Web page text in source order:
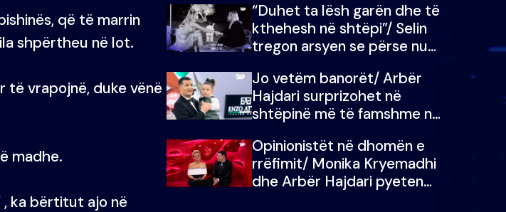
që të marrin
shpërtheu në lot.
të vrapojnë, duke vënë
madhe.
, ka bërtitut ajo në
“Duhet ta lësh garën dhe të
kthehesh në shtëpi”/ Selin
tregon arsyen se përse nuk
Doja ta çoja luftën time deri
në fund
Jo vetëm banorët/ Arbër
Hajdari surprizohet në
shtëpinë më të famshme në
me vajzën e tij
Opinionistët në dhomën e
rrëfimit/ Monika Kryemadhi
dhe Arbër Hajdari pyeten